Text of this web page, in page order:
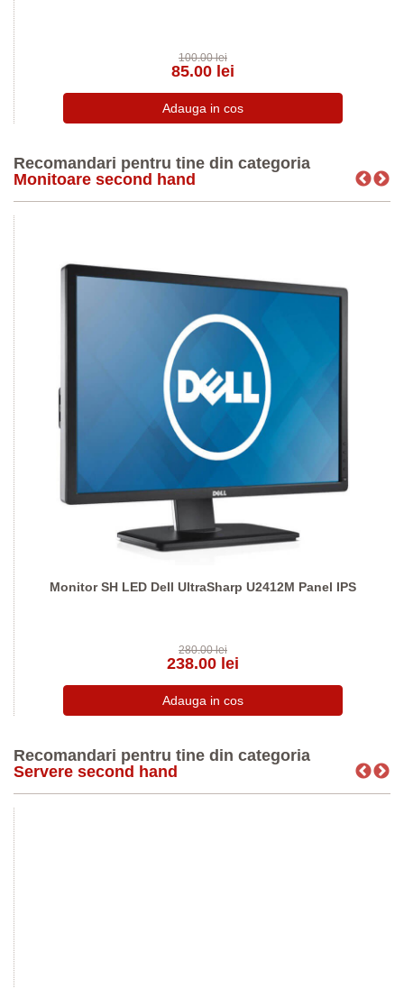
100.00 lei
85.00 lei
Recomandari pentru tine din categoria
Monitoare second hand
Monitor SH LED Dell UltraSharp U2412M Panel IPS
280.00 lei
238.00 lei
Recomandari pentru tine din categoria
Servere second hand